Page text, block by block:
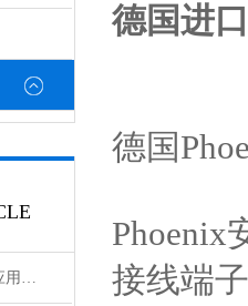
Phoenix电源在工业领域的应用与优势
德国进
德国
Phoenix
接线端